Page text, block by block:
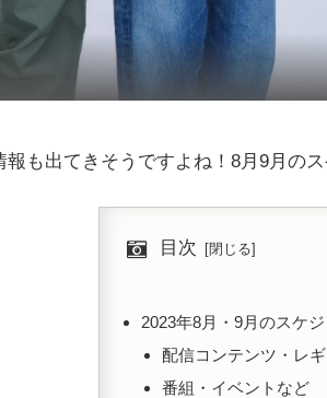
も出てきそうですよね！8月9月の
目次
2023年8月・9月のスケ
配信コンテンツ・レ
番組・イベントなど